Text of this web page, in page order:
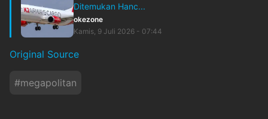
Ditemukan Hanc...
okezone
Kamis, 9 Juli 2026 - 07:44
Original Source
#megapolitan